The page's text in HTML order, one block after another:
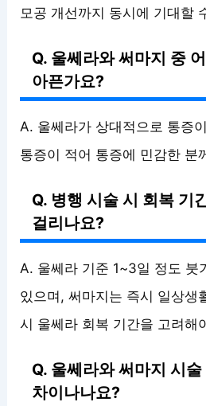
모공 개선까지 동시에 기대할
Q. 울쎄라와 써마지 중
아픈가요?
A. 울쎄라가 상대적으로 통증
통증이 적어 통증에 민감한 분
Q. 병행 시술 시 회복 기
걸리나요?
A. 울쎄라 기준 1~3일 정도 붓
있으며, 써마지는 즉시 일상생
시 울쎄라 회복 기간을 고려해
Q. 울쎄라와 써마지 시
차이나나요?